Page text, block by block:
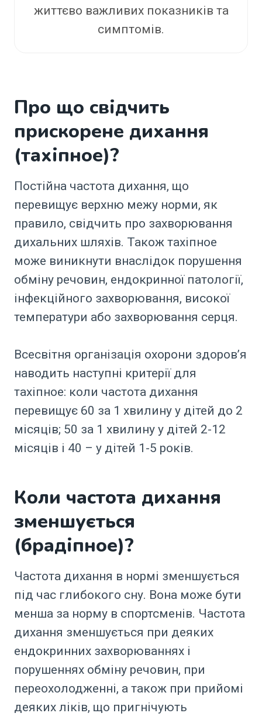
життєво важливих показників та
симптомів.
Про що свідчить
прискорене дихання
(тахіпное)?
Постійна частота дихання, що
перевищує верхню межу норми, як
правило, свідчить про захворювання
дихальних шляхів. Також тахіпное
може виникнути внаслідок порушення
обміну речовин, ендокринної патології,
інфекційного захворювання, високої
температури або захворювання серця.
Всесвітня організація охорони здоров’я
наводить наступні критерії для
тахіпное: коли частота дихання
перевищує 60 за 1 хвилину у дітей до 2
місяців; 50 за 1 хвилину у дітей 2-12
місяців і 40 – у дітей 1-5 років.
Коли частота дихання
зменшується
(брадіпное)?
Частота дихання в нормі зменшується
під час глибокого сну. Вона може бути
менша за норму в спортсменів. Частота
дихання зменшується при деяких
ендокринних захворюваннях і
порушеннях обміну речовин, при
переохолодженні, а також при прийомі
деяких ліків, що пригнічують